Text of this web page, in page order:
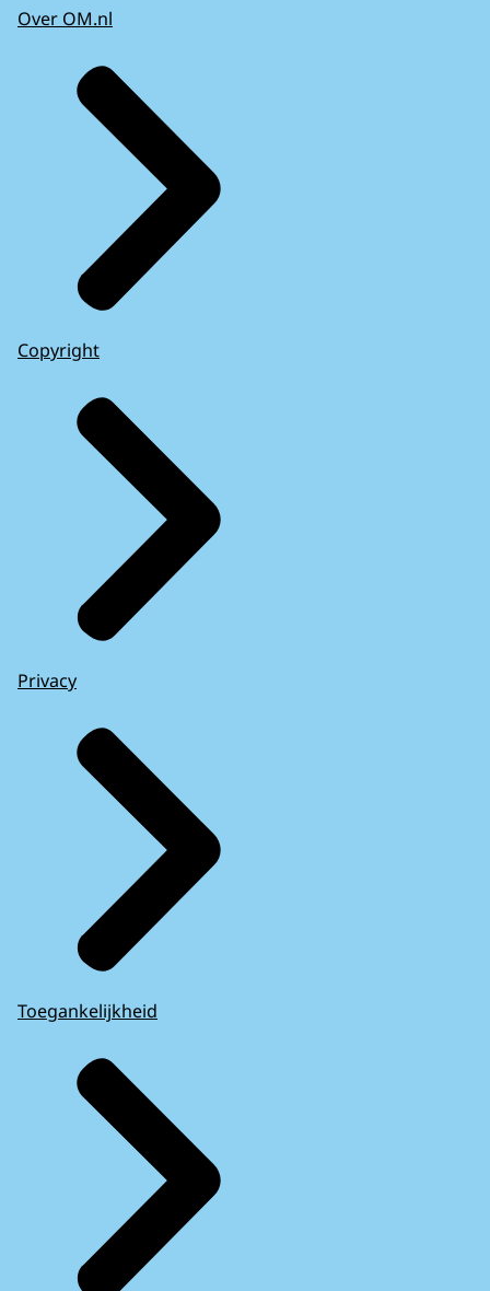
Over OM.nl
Copyright
Privacy
Toegankelijkheid